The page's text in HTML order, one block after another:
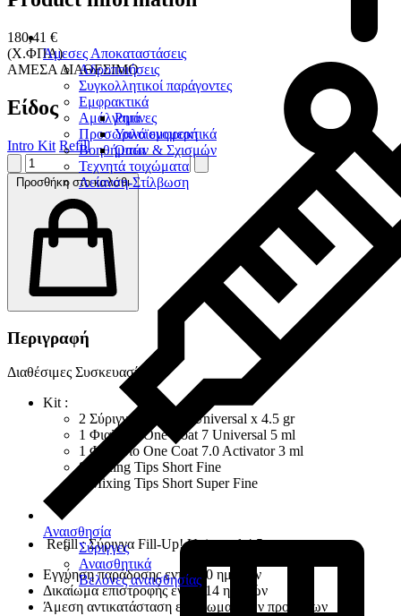
Άμεσες Αποκαταστάσεις
Αδροποιήσεις
Συγκολλητικοί παράγοντες
Εμφρακτικά
Ρητίνες
Υαλοϊονομερή
Οπών & Σχισμών
Αμάλγαμα
Προσωρινά εμφρακτικά
Βοηθήματα
Τεχνητά τοιχώματα
Λείανση-Στίλβωση
Αναισθησία
Σύριγγες
Αναισθητικά
Βελόνες αναισθησίας
180,41 €
(Χ.ΦΠΑ)
ΑΜΕΣΑ ΔΙΑΘΕΣΙΜΟ
Είδος
Intro Kit Refill
Προσθήκη στο καλάθι
Περιγραφή
Διαθέσιμες Συσκευασίες :
Κit :
2 Σύριγγες Fill-Up! Universal x 4.5 gr
1 Φιαλίδιο One Coat 7 Universal 5 ml
1 Φιαλίδιο One Coat 7.0 Activator 3 ml
8 Mixing Tips Short Fine
6 Mixing Tips Short Super Fine
Refill : Σύριγγα Fill-Up! Universal 4.5 gr
Εγγύηση παράδοσης εντός 30 ημερών
Δικαίωμα επιστροφής εντός 14 ημερών
Άμεση αντικατάσταση ελαττωματικών προϊόντων